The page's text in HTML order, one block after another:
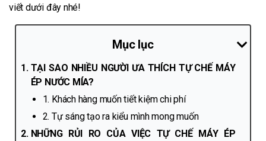
viết dưới đây nhé!
Mục lục
TẠI SAO NHIỀU NGƯỜI ƯA THÍCH TỰ CHẾ MÁY
ÉP NƯỚC MÍA?
1. Khách hàng muốn tiết kiệm chi phí
2. Tự sáng tạo ra kiểu mình mong muốn
NHỮNG RỦI RO CỦA VIỆC TỰ CHẾ MÁY ÉP